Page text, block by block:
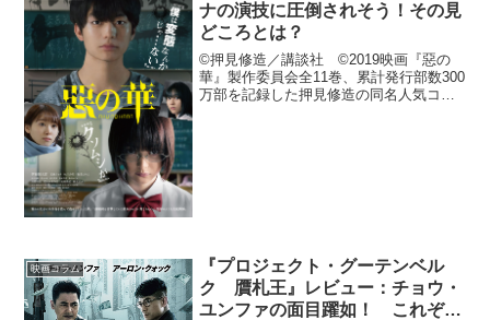
ナの演技に圧倒されそう！その見
どころとは？
©押見修造／講談社 ©2019映画『惡の
華』製作委員会全11巻、累計発行部数300
万部を記録した押見修造の同名人気コミ
映画コラム
『プロジェクト・グーテンベル
ク 贋札王』レビュー：チョウ・
ユンファの面目躍如！ これぞ香